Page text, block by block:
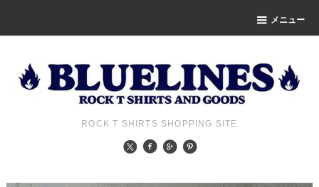
メニュー
ROCK T SHIRTS SHOPPING SITE